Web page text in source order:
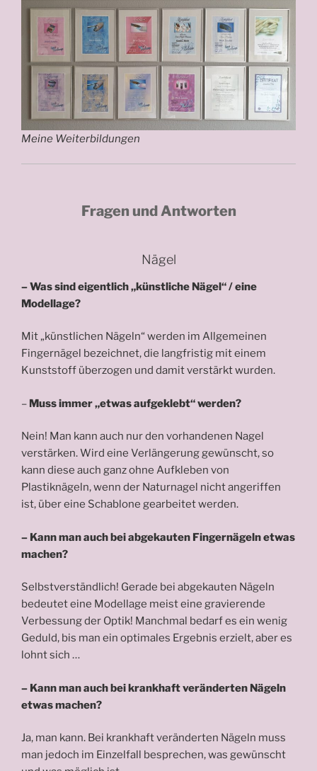
Meine Weiterbildungen
Fragen und Antworten
Nägel
– Was sind eigentlich „künstliche Nägel“ / eine
Modellage?
Mit „künstlichen Nägeln“ werden im Allgemeinen
Fingernägel bezeichnet, die langfristig mit einem
Kunststoff überzogen und damit verstärkt wurden.
– Muss immer „etwas aufgeklebt“ werden?
Nein! Man kann auch nur den vorhandenen Nagel
verstärken. Wird eine Verlängerung gewünscht, so
kann diese auch ganz ohne Aufkleben von
Plastiknägeln, wenn der Naturnagel nicht angeriffen
ist, über eine Schablone gearbeitet werden.
– Kann man auch bei abgekauten Fingernägeln etwas
machen?
Selbstverständlich! Gerade bei abgekauten Nägeln
bedeutet eine Modellage meist eine gravierende
Verbessung der Optik! Manchmal bedarf es ein wenig
Geduld, bis man ein optimales Ergebnis erzielt, aber es
lohnt sich …
– Kann man auch bei krankhaft veränderten Nägeln
etwas machen?
Ja, man kann. Bei krankhaft veränderten Nägeln muss
man jedoch im Einzelfall besprechen, was gewünscht